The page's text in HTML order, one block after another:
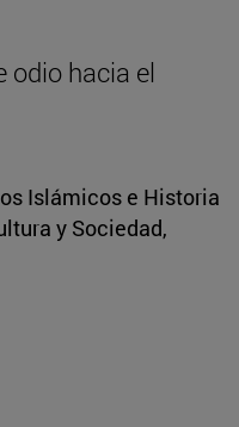
odio hacia el
Islámicos e Historia
y Sociedad,